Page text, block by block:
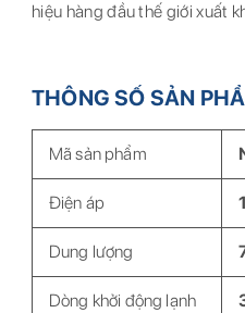
hiệu hàng đầu thế giới xuất
THÔNG SỐ SẢN
Mã sản phẩm
Điện áp
Dung lượng
Dòng khởi động lạnh